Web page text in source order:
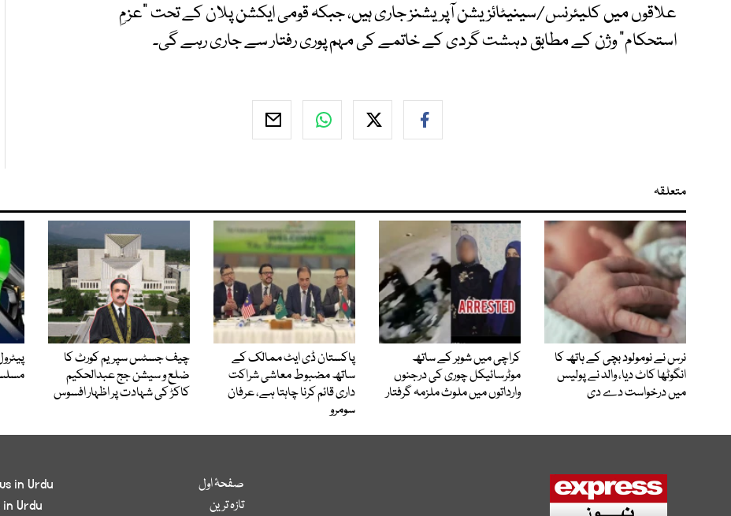
علاقوں میں کلیئرنس/سینیٹائزیشن آپریشنز جاری ہیں، جبکہ قومی ایکشن پلان کے تحت “عزمِ
استحکام” وژن کے مطابق دہشت گردی کے خاتمے کی مہم پوری رفتار سے جاری رہے گی۔
متعلقہ
نرس نے نومولود بچی کے ہاتھ کا
انگوٹھا کاٹ دیا، والد نے پولیس
میں درخواست دے دی
کراچی میں شوہر کے ساتھ
موٹرسائیکل چوری کی درجنوں
وارداتوں میں ملوث ملزمہ گرفتار
پاکستان ڈی ایٹ ممالک کے
ساتھ مضبوط معاشی شراکت
داری قائم کرنا چاہتا ہے، عرفان
سومرو
چیف جسٹس سپریم کورٹ کا
ضلع و سیشن جج عبدالحکیم
کاکڑ کی شہادت پر اظہار افسوس
صفحۂ اول
تازہ ترین
in Urdu
Urdu